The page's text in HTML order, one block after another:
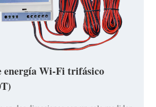
energía Wi-Fi trifásico